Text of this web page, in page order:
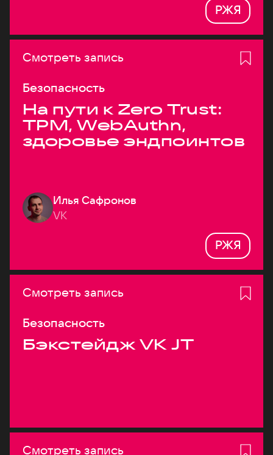
РЖЯ
Смотреть запись
Безопасность
На пути к Zero Trust:
TPM, WebAuthn,
здоровье эндпоинтов
Илья Сафронов
VK
РЖЯ
Смотреть запись
Безопасность
Бэкстейдж VK JT
Смотреть запись